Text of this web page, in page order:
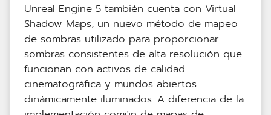
Unreal Engine 5 también cuenta con Virtual
Shadow Maps, un nuevo método de mapeo
de sombras utilizado para proporcionar
sombras consistentes de alta resolución que
funcionan con activos de calidad
cinematográfica y mundos abiertos
dinámicamente iluminados. A diferencia de la